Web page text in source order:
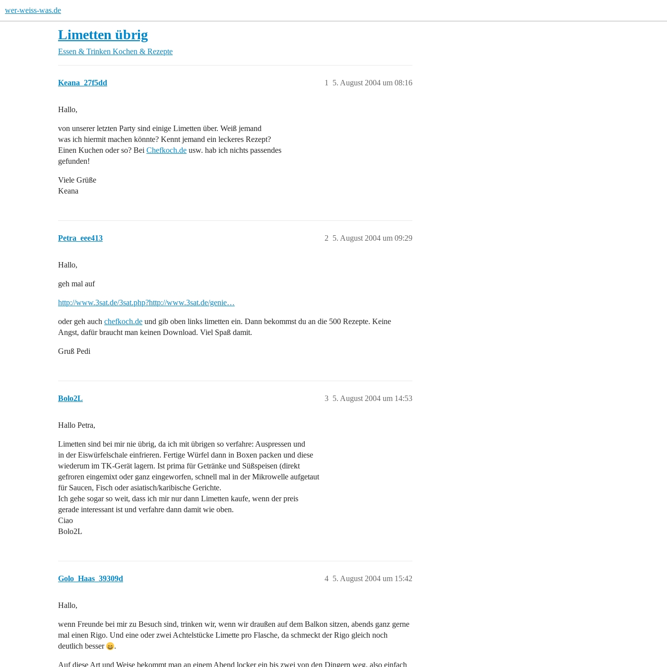
wer-weiss-was.de
Limetten übrig
Essen & Trinken Kochen & Rezepte
Keana_27f5dd 5. August 2004 um 08:16
1
Hallo,
von unserer letzten Party sind einige Limetten über. Weiß jemand
was ich hiermit machen könnte? Kennt jemand ein leckeres Rezept?
Einen Kuchen oder so? Bei Chefkoch.de usw. hab ich nichts passendes
gefunden!
Viele Grüße
Keana
Petra_eee413 5. August 2004 um 09:29
2
Hallo,
geh mal auf
http://www.3sat.de/3sat.php?http://www.3sat.de/genie…
oder geh auch chefkoch.de und gib oben links limetten ein. Dann bekommst du an die 500 Rezepte. Keine
Angst, dafür braucht man keinen Download. Viel Spaß damit.
Gruß Pedi
Bolo2L 5. August 2004 um 14:53
3
Hallo Petra,
Limetten sind bei mir nie übrig, da ich mit übrigen so verfahre: Auspressen und
in der Eiswürfelschale einfrieren. Fertige Würfel dann in Boxen packen und diese
wiederum im TK-Gerät lagern. Ist prima für Getränke und Süßspeisen (direkt
gefroren eingemixt oder ganz eingeworfen, schnell mal in der Mikrowelle aufgetaut
für Saucen, Fisch oder asiatisch/karibische Gerichte.
Ich gehe sogar so weit, dass ich mir nur dann Limetten kaufe, wenn der preis
gerade interessant ist und verfahre dann damit wie oben.
Ciao
Bolo2L
Golo_Haas_39309d 5. August 2004 um 15:42
4
Hallo,
wenn Freunde bei mir zu Besuch sind, trinken wir, wenn wir draußen auf dem Balkon sitzen, abends ganz gerne
mal einen Rigo. Und eine oder zwei Achtelstücke Limette pro Flasche, da schmeckt der Rigo gleich noch
deutlich besser
.
Auf diese Art und Weise bekommt man an einem Abend locker ein bis zwei von den Dingern weg, also einfach